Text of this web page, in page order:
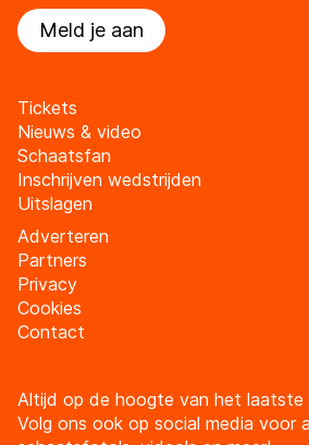
Meld je aan
Tickets
Nieuws & video
Schaatsfan
Inschrijven wedstrijden
Uitslagen
Adverteren
Partners
Privacy
Cookies
Contact
Altijd op de hoogte van het laatste
Volg ons ook op social media voor